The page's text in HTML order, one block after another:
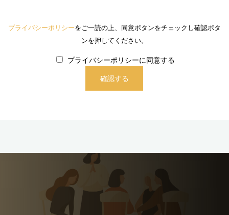
プライバシーポリシーをご一読の上、同意ボタンをチェックし確認ボタ
ンを押してください。
プライバシーポリシーに同意する